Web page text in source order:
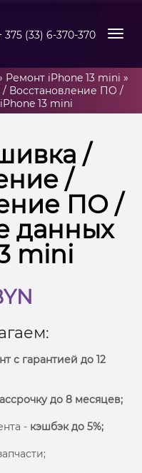
375 (33) 6-370-370
Ремонт iPhone 13 mini »
Восстановление ПО /
13 mini
/
/
ПО /
данных
mini
с гарантией до 12
до 8 месяцев;
- кэшбэк до 5%;